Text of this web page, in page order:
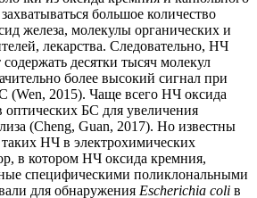
большое количество
железа, молекулы органических и
лекарства. Следовательно, НЧ
десятки тысяч молекул
более высокий сигнал при
(Wen, 2015). Чаще всего НЧ оксида
оптических БС для увеличения
(Cheng, Guan, 2017). Но известны
НЧ в электрохимических
в котором НЧ оксида кремния,
специфическими поликлональными
для обнаружения Escherichia coli в